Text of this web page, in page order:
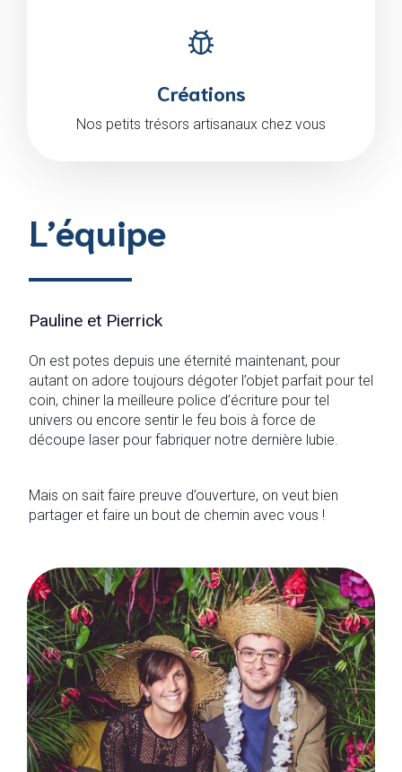
Créations
Nos petits trésors artisanaux chez vous
L’équipe
Pauline et Pierrick
On est potes depuis une éternité maintenant, pour
autant on adore toujours dégoter l’objet parfait pour tel
coin, chiner la meilleure police d’écriture pour tel
univers ou encore sentir le feu bois à force de
découpe laser pour fabriquer notre dernière lubie.
Mais on sait faire preuve d’ouverture, on veut bien
partager et faire un bout de chemin avec vous !